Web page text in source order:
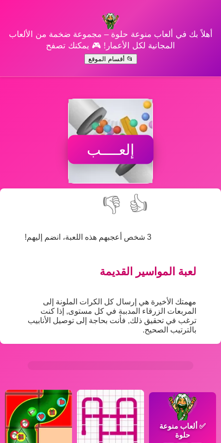
أهلاً بك في ألعاب منوعة حلوة – مجموعة ضخمة من الألعاب
المجانية لكل الأعمار! 🎮 يمكنك تصفح
📂 أقسام الموقع
إلعــــب
👍
👎
3 شخص أعجبهم هذه اللعبة، انضم إليهم!
لعبة المواسير القديمة
مهمتك الأخيرة هي إرسال كل الكرات الملونة إلى
المربعات الزرقاء المدببة في كل مستوى, إذا كنت
ترغب في تحقيق ذلك, فأنت بحاجة إلى توصيل الأنابيب
بالترتيب الصحيح.
✅ ألعاب منوعة
حلوة